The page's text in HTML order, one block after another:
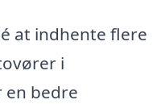
at indhente flere
i
en bedre